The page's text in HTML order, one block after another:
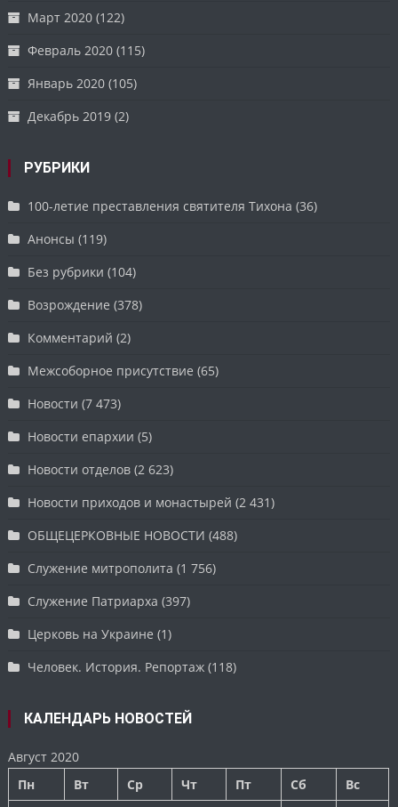
Март 2020 (122)
Февраль 2020 (115)
Январь 2020 (105)
Декабрь 2019 (2)
РУБРИКИ
100-летие преставления святителя Тихона (36)
Анонсы (119)
Без рубрики (104)
Возрождение (378)
Комментарий (2)
Межсоборное присутствие (65)
Новости (7 473)
Новости епархии (5)
Новости отделов (2 623)
Новости приходов и монастырей (2 431)
ОБЩЕЦЕРКОВНЫЕ НОВОСТИ (488)
Служение митрополита (1 756)
Служение Патриарха (397)
Церковь на Украине (1)
Человек. История. Репортаж (118)
КАЛЕНДАРЬ НОВОСТЕЙ
Август 2020
Пн
Вт Ср Чт Пт Сб
Вс